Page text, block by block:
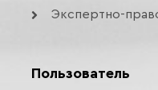
Экспертно-
Пользователь